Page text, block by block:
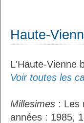
Haute-
L'Haute-Vienne
Voir toutes les
Millesimes : Les
années : 1985,